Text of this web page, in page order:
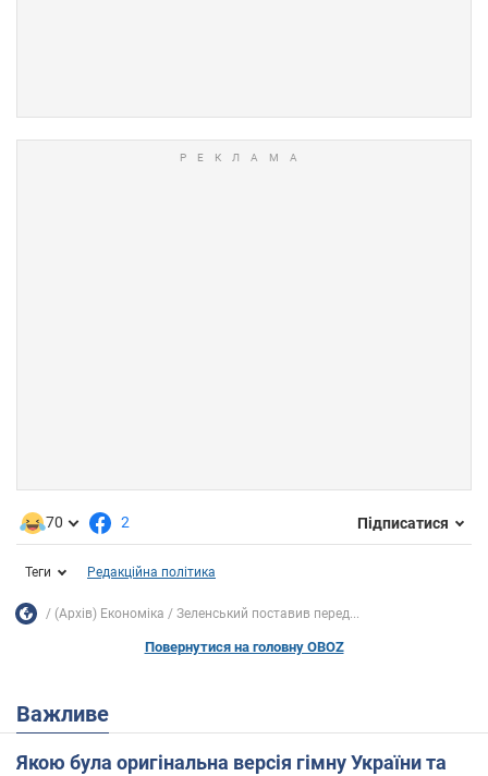
70 2 Підписатися
Теги Редакційна політика
(Архів) Економіка Зеленський поставив перед...
Повернутися на головну OBOZ
Важливе
Якою була оригінальна версія гімну України та